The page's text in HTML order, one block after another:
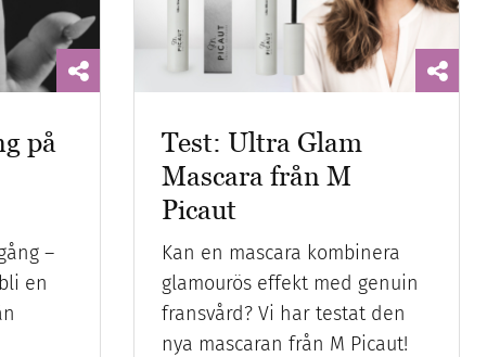
på
–
en
Test: Ultra Glam
Mascara från M
Picaut
Kan en mascara kombinera
glamourös effekt med genuin
fransvård? Vi har testat den
nya mascaran från M Picaut!